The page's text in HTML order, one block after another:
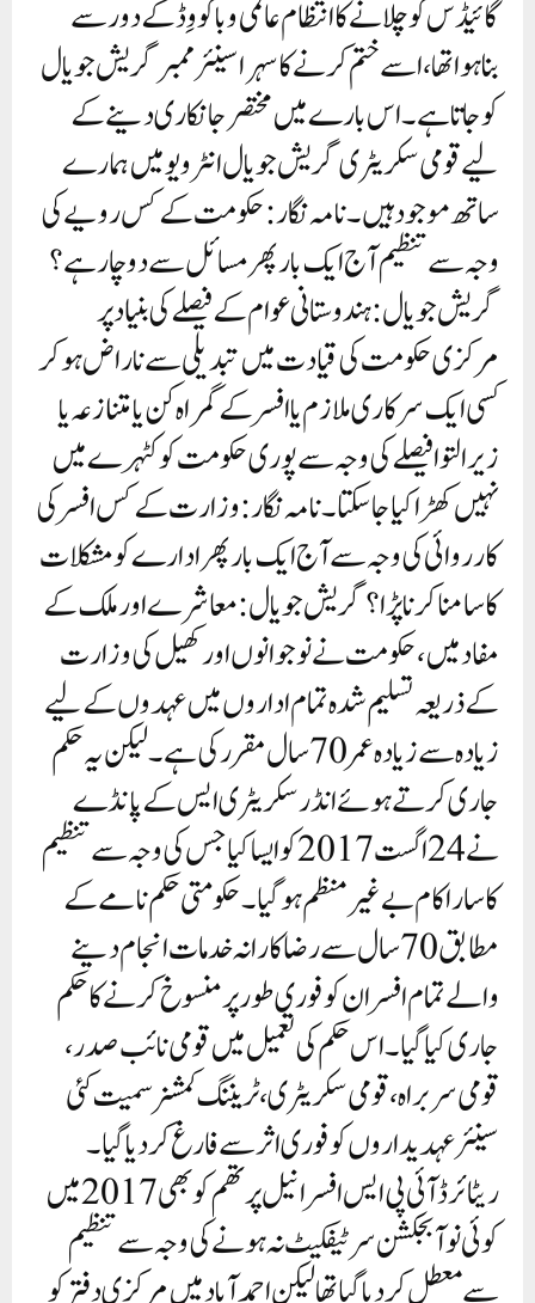
گائیڈس کو چلانے کا انتظام عالمی وبا کووِڈ کے دور سے
بناہوا تھا، اسے ختم کرنے کا سہرا سینئرممبر گریش جویال
کو جاتا ہے۔ اس بارے میں مختصر جانکاری دینے کے
لیے قومی سکریٹری گریش جویال انٹرویو میں ہمارے
ساتھ موجود ہیں۔نامہ نگار: حکومت کے کس رویے کی
وجہ سے تنظیم آج ایک بار پھر مسائل سے دوچار ہے؟
گریش جویال: ہندوستانی عوام کے فیصلے کی بنیاد پر
مرکزی حکومت کی قیادت میں تبدیلی سے ناراض ہوکر
کسی ایک سرکاری ملازم یا افسر کے گمراہ کن یا متنازعہ یا
زیر التوا فیصلے کی وجہ سے پوری حکومت کو کٹہرے میں
نہیں کھڑا کیا جاسکتا۔نامہ نگار : وزارت کے کس افسر کی
کارروائی کی وجہ سے آج ایک بار پھر ادارے کو مشکلات
کا سامنا کرنا پڑا؟گریش جویال: معاشرے اور ملک کے
مفاد میں، حکومت نے نوجوانوں اور کھیل کی وزارت
کے ذریعہ تسلیم شدہ تمام اداروں میں عہدوں کے لیے
زیادہ سے زیادہ عمر 70 سال مقرر کی ہے۔ لیکن یہ حکم
جاری کرتے ہوئے انڈر سکریٹری ایس کے پانڈے
نے 24 اگست 2017 کو ایسا کیا جس کی وجہ سے تنظیم
کا سارا کام بے غیر منظم ہو گیا۔ حکومتی حکم نامے کے
مطابق 70 سال سے رضاکارانہ خدمات انجام دینے
والے تمام افسران کو فوری طور پر منسوخ کرنے کا حکم
جاری کیا گیا۔ اس حکم کی تعمیل میں قومی نائب صدر،
قومی سربراہ، قومی سکریٹری، ٹریننگ کمشنر سمیت کئی
سینئر عہدیداروں کو فوری اثر سے فارغ کردیا گیا۔
ریٹائرڈ آئی پی ایس افسر انیل پرتھم کو بھی 2017 میں
کوئی نوآ بجکشن سرٹیفکیٹ نہ ہونے کی وجہ سے تنظیم
سے معطل کر دیا گیا تھا لیکن احمد آباد میں مرکزی دفتر کو